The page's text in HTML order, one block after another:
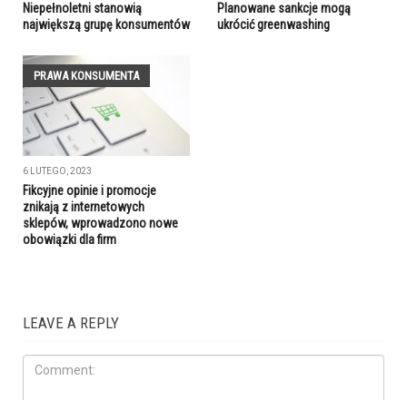
Niepełnoletni stanowią
największą grupę konsumentów
Planowane sankcje mogą
ukrócić greenwashing
PRAWA KONSUMENTA
6 LUTEGO, 2023
Fikcyjne opinie i promocje
znikają z internetowych
sklepów, wprowadzono nowe
obowiązki dla firm
LEAVE A REPLY